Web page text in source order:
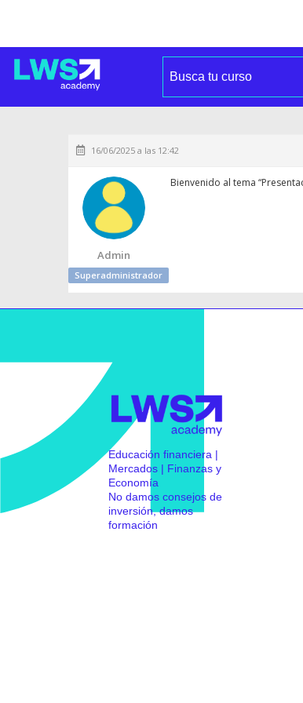
16/06/2025 a las 12:42
Admin
Superadministrador
Bienvenido al tema
Educación financiera |
Mercados | Finanzas y
Economía
No damos consejos de
inversión, damos
formación